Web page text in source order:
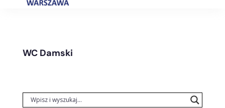
WC Damski